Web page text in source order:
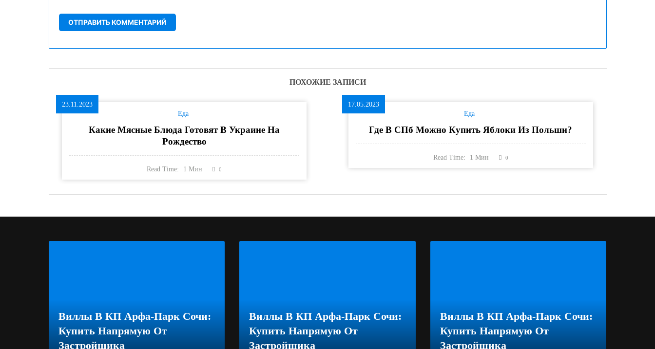
ПОХОЖИЕ ЗАПИСИ
23.11.2023
Еда
Какие Мясные Блюда Готовят В Украине На
Рождество
Read Time: 1Мин 0
17.05.2023
Еда
Где В СПб Можно Купить Яблоки Из Польши?
Read Time: 1 Мин 0
Виллы В КП Арфа-Парк Сочи:
Купить Напрямую От
Застройщика
Виллы В КП Арфа-Парк Сочи:
Купить Напрямую От
Застройщика
Виллы В КП Арфа-Парк Сочи:
Купить Напрямую От
Застройщика